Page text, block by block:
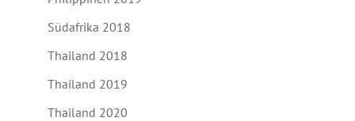
Südafrika 2018
Thailand 2018
Thailand 2019
Thailand 2020